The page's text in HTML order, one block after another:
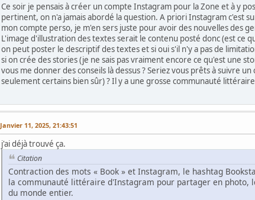
Ce soir je pensais à créer un compte Instagram pour la Zone et à y
pertinent, on n'a jamais abordé la question. A priori Instagram c'est
mon compte perso, je m'en sers juste pour avoir des nouvelles des
L'image d'illustration des textes serait le contenu posté donc (est ce
on peut poster le descriptif des textes et si oui s'il n'y a pas de
si on crée des stories (je ne sais pas vraiment encore ce qu'est une
vous me donner des conseils là dessus ? Seriez vous prêts à suivre
seulement certains bien sûr) ? Il y a une grosse communauté
Janvier 11, 2025, 21:43:51
j'ai déjà trouvé ça.
Citation
Contraction des mots « Book » et Instagram, le hashtag
la communauté littéraire d'Instagram pour partager en
du monde entier.